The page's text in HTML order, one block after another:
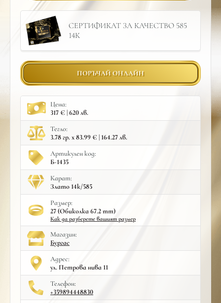
СЕРТИФИКАТ ЗА КАЧЕСТВО 585
14К
ПОРЪЧАЙ ОНЛАЙН
Цена:
317 € | 620 лв.
Тегло:
3.78 гр. x 83.99 € | 164.27 лв.
Артикулен код:
Б-1435
Карат:
Злато 14к/585
Размер:
27 (Обиколка 67.2 mm)
Как да разберете вашият размер
Mагазин:
Бургас
Адрес:
ул. Петрова нива 11
Телефон:
+359894448830